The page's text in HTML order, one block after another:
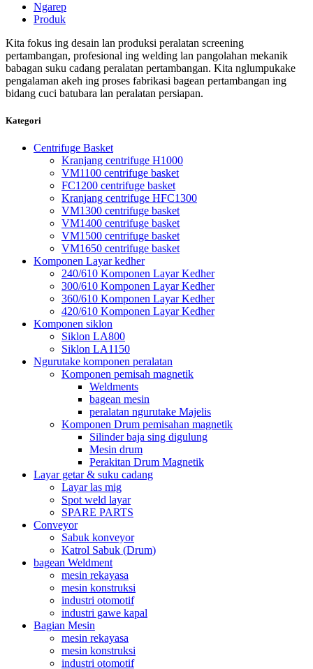
Ngarep
Produk
Kita fokus ing desain lan produksi peralatan screening
pertambangan, profesional ing welding lan pangolahan mekanik
babagan suku cadang peralatan pertambangan. Kita nglumpukake
pengalaman akeh ing proses fabrikasi bagean pertambangan ing
bidang cuci batubara lan peralatan persiapan.
Kategori
Centrifuge Basket
Kranjang centrifuge H1000
VM1100 centrifuge basket
FC1200 centrifuge basket
Kranjang centrifuge HFC1300
VM1300 centrifuge basket
VM1400 centrifuge basket
VM1500 centrifuge basket
VM1650 centrifuge basket
Komponen Layar kedher
240/610 Komponen Layar Kedher
300/610 Komponen Layar Kedher
360/610 Komponen Layar Kedher
420/610 Komponen Layar Kedher
Komponen siklon
Siklon LA800
Siklon LA1150
Ngurutake komponen peralatan
Komponen pemisah magnetik
Weldments
bagean mesin
peralatan ngurutake Majelis
Komponen Drum pemisahan magnetik
Silinder baja sing digulung
Mesin drum
Perakitan Drum Magnetik
Layar getar & suku cadang
Layar las mig
Spot weld layar
SPARE PARTS
Conveyor
Sabuk konveyor
Katrol Sabuk (Drum)
bagean Weldment
mesin rekayasa
mesin konstruksi
industri otomotif
industri gawe kapal
Bagian Mesin
mesin rekayasa
mesin konstruksi
industri otomotif